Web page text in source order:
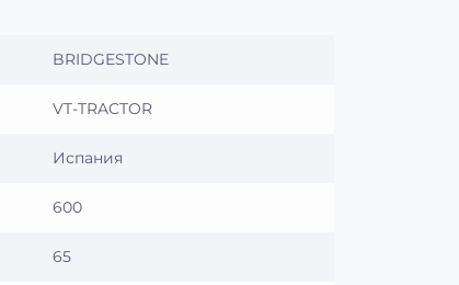
BRIDGESTONE
VT-TRACTOR
Испания
600
65